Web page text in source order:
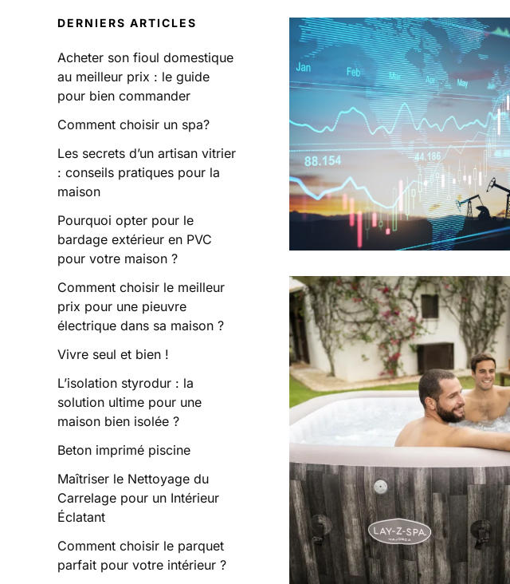
DERNIERS ARTICLES
Acheter son fioul domestique
au meilleur prix : le guide
pour bien commander
Comment choisir un spa?
Les secrets d’un artisan vitrier
: conseils pratiques pour la
maison
Pourquoi opter pour le
bardage extérieur en PVC
pour votre maison ?
Comment choisir le meilleur
prix pour une pieuvre
électrique dans sa maison ?
Vivre seul et bien !
L’isolation styrodur : la
solution ultime pour une
maison bien isolée ?
Beton imprimé piscine
Maîtriser le Nettoyage du
Carrelage pour un Intérieur
Éclatant
Comment choisir le parquet
parfait pour votre intérieur ?